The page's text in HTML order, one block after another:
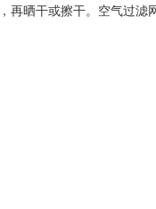
晒干或擦干。空气过